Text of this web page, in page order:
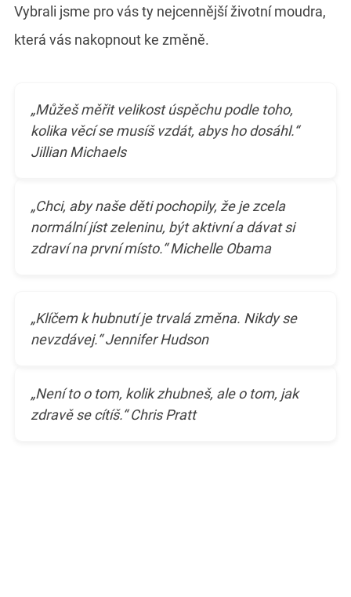
Vybrali jsme pro vás ty nejcennější životní moudra,
která vás nakopnout ke změně.
„Můžeš měřit velikost úspěchu podle toho,
kolika věcí se musíš vzdát, abys ho dosáhl.“
Jillian Michaels
„Chci, aby naše děti pochopily, že je zcela
normální jíst zeleninu, být aktivní a dávat si
zdraví na první místo.“ Michelle Obama
„Klíčem k hubnutí je trvalá změna. Nikdy se
nevzdávej.“ Jennifer Hudson
„Není to o tom, kolik zhubneš, ale o tom, jak
zdravě se cítíš.“ Chris Pratt